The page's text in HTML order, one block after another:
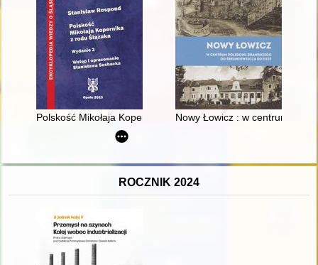
Polskość Mikołaja Kopernika z rodu ŚlązakaNowy Łowicz : w centrum
ROCZNIK 2024